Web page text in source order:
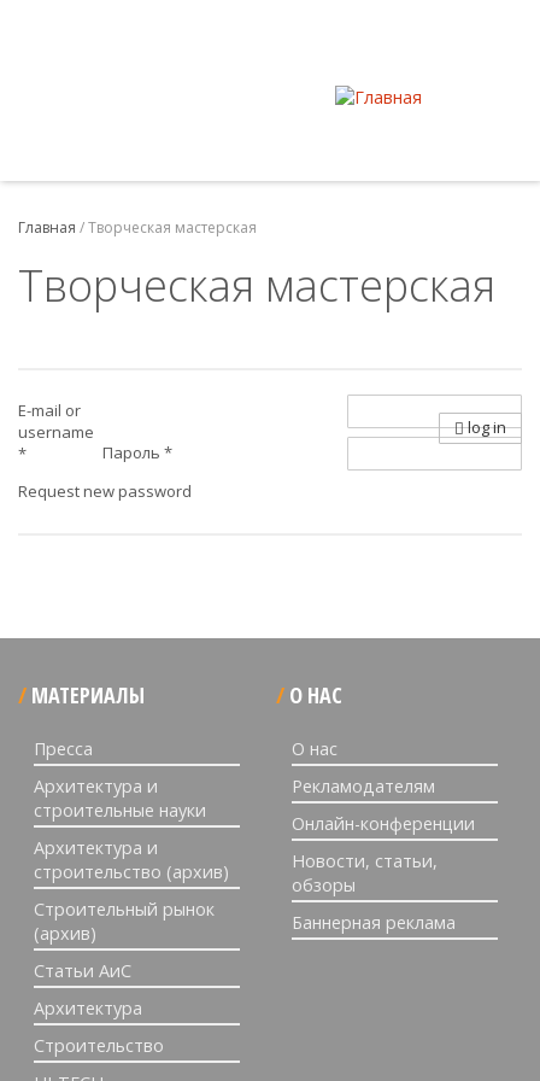
Главная /Творческая мастерская
Творческая мастерская
E-mail or
username
*
Пароль *
Request new password
log in
МАТЕРИАЛЫ
Пресса
Архитектура и
строительные науки
Архитектура и
строительство (архив)
Строительный рынок
(архив)
Статьи АиС
Архитектура
Строительство
О НАС
О нас
Рекламодателям
Онлайн-конференции
Новости, статьи,
обзоры
Баннерная реклама